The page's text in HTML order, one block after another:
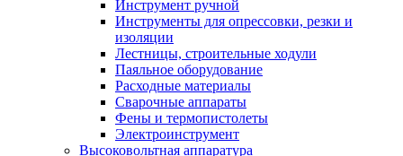
Инструмент ручной
Инструменты для опрессовки, резки и
изоляции
Лестницы, строительные ходули
Паяльное оборудование
Расходные материалы
Сварочные аппараты
Фены и термопистолеты
Электроинструмент
Высоковольтная аппаратура